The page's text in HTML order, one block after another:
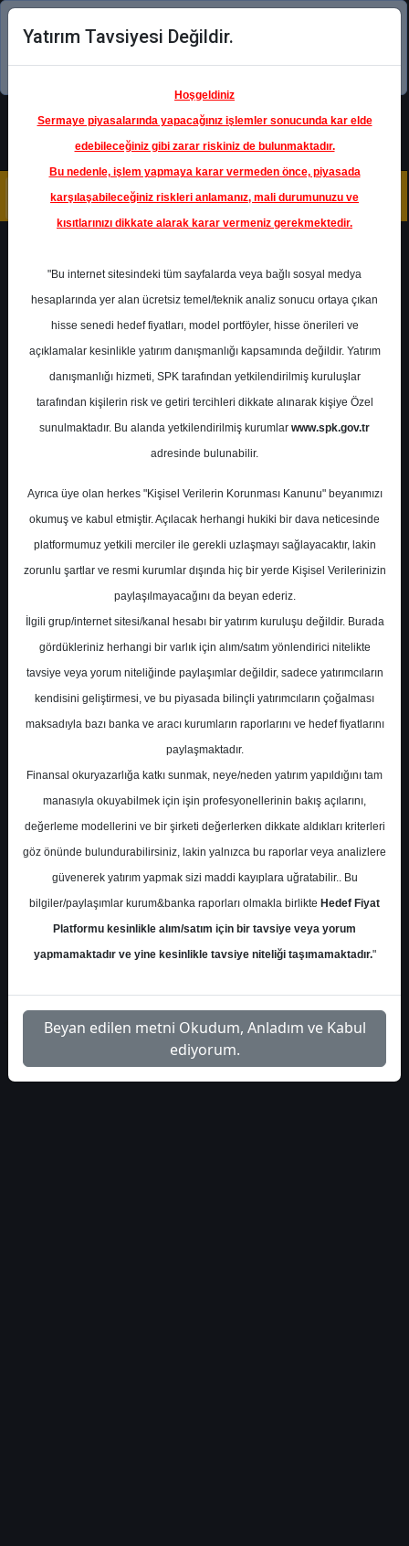
Şimdi uygulamayı indirin!
Ana Sayfa Raporlar
Şeker Yatırım
Rapor Detay
Beyaz Eşya Sektörü -
Ekim
A- A+
Beyaz Eşya Sektörü - Ekim
Çarşamba, 26 Kasım 2025 00:00
S.No Dosya Adı İndir
1
seker-yatirim-beyaz-esya-
İlgili
Dosyayı
İndir
Yatırım Tavsiyesi Değildir.
Hoşgeldiniz
Sermaye piyasalarında yapacağınız işlemler sonucunda kar elde
edebileceğiniz gibi zarar riskiniz de bulunmaktadır.
Bu nedenle, işlem yapmaya karar vermeden önce, piyasada
karşılaşabileceğiniz riskleri anlamanız, mali durumunuzu ve
kısıtlarınızı dikkate alarak karar vermeniz gerekmektedir.
"Bu internet sitesindeki tüm sayfalarda veya bağlı sosyal medya
hesaplarında yer alan ücretsiz temel/teknik analiz sonucu ortaya çıkan
hisse senedi hedef fiyatları, model portföyler, hisse önerileri ve
açıklamalar kesinlikle yatırım danışmanlığı kapsamında değildir. Yatırım
danışmanlığı hizmeti, SPK tarafından yetkilendirilmiş kuruluşlar
tarafından kişilerin risk ve getiri tercihleri dikkate alınarak kişiye Özel
sunulmaktadır. Bu alanda yetkilendirilmiş kurumlar www.spk.gov.tr
adresinde bulunabilir.
Ayrıca üye olan herkes "Kişisel Verilerin Korunması Kanunu" beyanımızı
okumuş ve kabul etmiştir. Açılacak herhangi hukiki bir dava neticesinde
platformumuz yetkili merciler ile gerekli uzlaşmayı sağlayacaktır, lakin
zorunlu şartlar ve resmi kurumlar dışında hiç bir yerde Kişisel Verilerinizin
paylaşılmayacağını da beyan ederiz.
İlgili grup/internet sitesi/kanal hesabı bir yatırım kuruluşu değildir. Burada
gördükleriniz herhangi bir varlık için alım/satım yönlendirici nitelikte
tavsiye veya yorum niteliğinde paylaşımlar değildir, sadece yatırımcıların
kendisini geliştirmesi, ve bu piyasada bilinçli yatırımcıların çoğalması
maksadıyla bazı banka ve aracı kurumların raporlarını ve hedef fiyatlarını
paylaşmaktadır.
Finansal okuryazarlığa katkı sunmak, neye/neden yatırım yapıldığını tam
manasıyla okuyabilmek için işin profesyonellerinin bakış açılarını,
değerleme modellerini ve bir şirketi değerlerken dikkate aldıkları kriterleri
göz önünde bulundurabilirsiniz, lakin yalnızca bu raporlar veya analizlere
güvenerek yatırım yapmak sizi maddi kayıplara uğratabilir.. Bu
bilgiler/paylaşımlar kurum&banka raporları olmakla birlikte Hedef Fiyat
Platformu kesinlikle alım/satım için bir tavsiye veya yorum
yapmamaktadır ve yine kesinlikle tavsiye niteliği taşımamaktadır."
Beyan edilen metni Okudum, Anladım ve Kabul
ediyorum.